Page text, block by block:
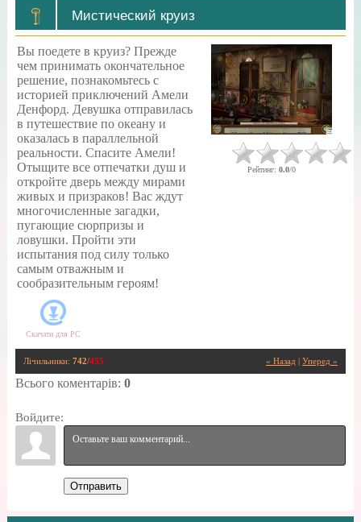
Мистический круиз
Вы поедете в круиз? Прежде
чем принимать окончательное
решение, познакомьтесь с
историей приключений Амели
Денфорд. Девушка отправилась
в путешествие по океану и
оказалась в параллельной
реальности. Спасите Амели!
Отыщите все отпечатки душ и
откройте дверь между мирами
живых и призраков! Вас ждут
многочисленные загадки,
пугающие сюрпризы и
ловушки. Пройти эти
испытания под силу только
самым отважным и
сообразительным героям!
Скачати для PC
Рейтинг: 0.0/0
« Назад Уперед »
Лічильники: 742/455
Всього коментарів: 0
Войдите:
Отправить